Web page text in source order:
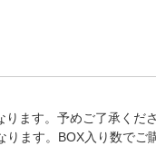
ます。予めご了承くだ
ます。BOX入り数で